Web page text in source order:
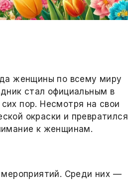
женщины по всему миру
стал официальным в
пор. Несмотря на свои
окраски и превратился
к женщинам.
Среди них —